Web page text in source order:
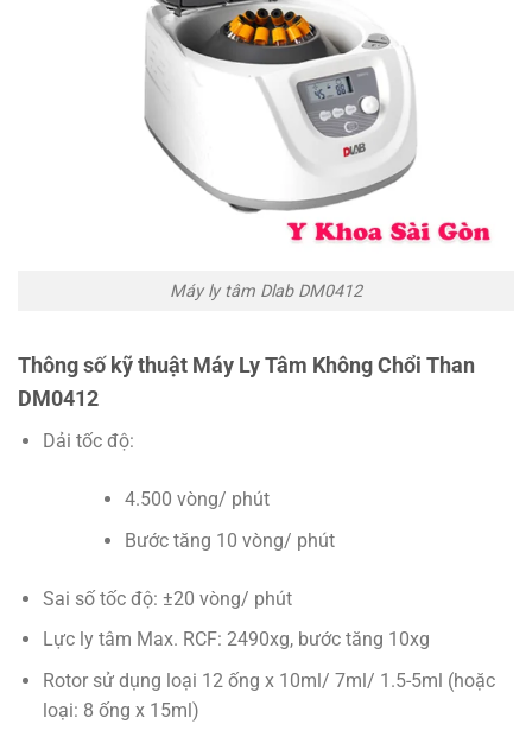
Máy ly tâm Dlab DM0412
Thông số kỹ thuật Máy Ly Tâm Không Chổi Than
DM0412
Dải tốc độ:
4.500 vòng/ phút
Bước tăng 10 vòng/ phút
Sai số tốc độ: ±20 vòng/ phút
Lực ly tâm Max. RCF: 2490xg, bước tăng 10xg
Rotor sử dụng loại 12 ống x 10ml/ 7ml/ 1.5-5ml (hoặc
loại: 8 ống x 15ml)